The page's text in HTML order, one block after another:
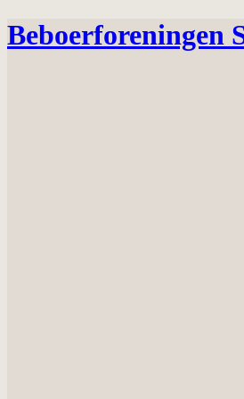
Beboerforeningen